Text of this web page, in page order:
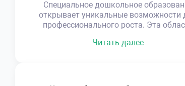
Специальное дошкольное
открывает уникальные возможности
профессионального роста. Эта
детям. Выпускники становятся
Читать далее